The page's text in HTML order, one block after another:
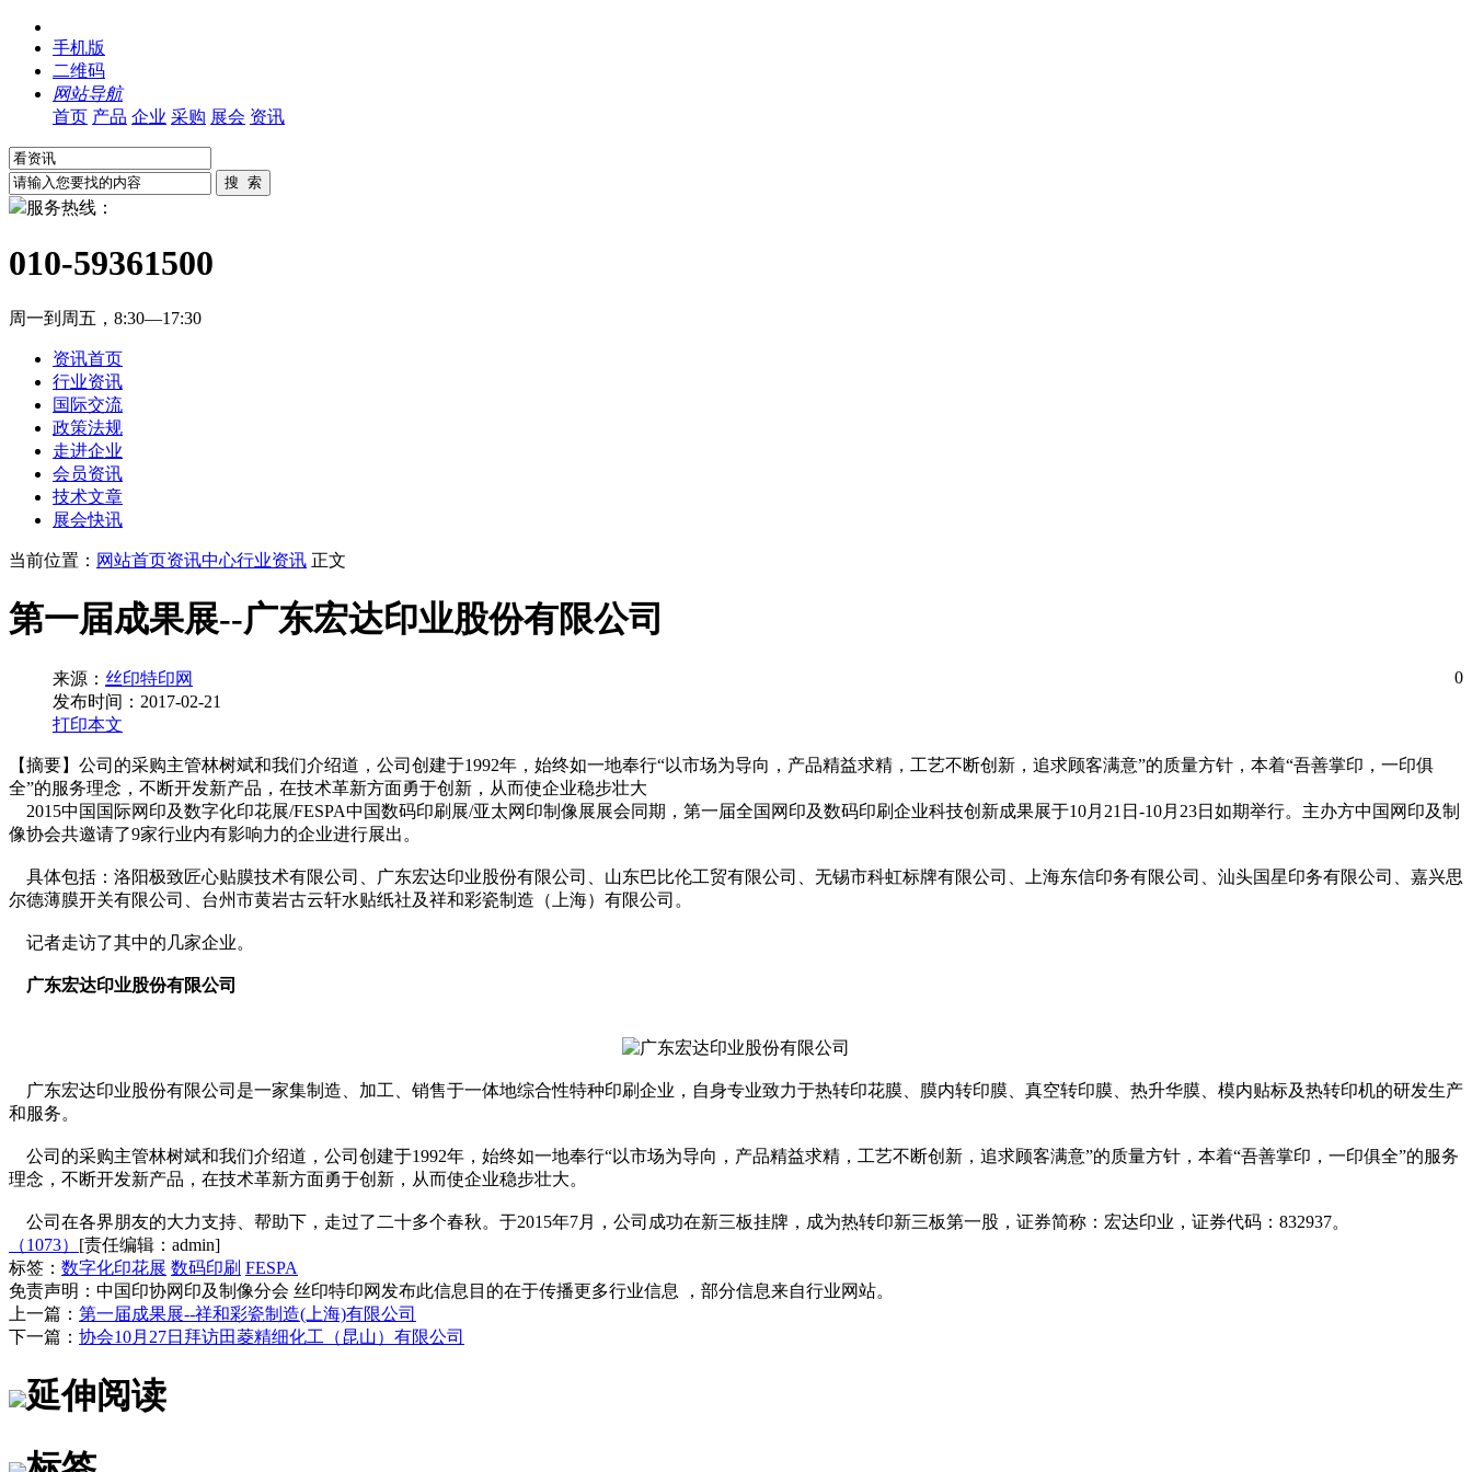
手机版
二维码
网站导航
首页 产品 企业 采购 展会 资讯
服务热线：
010-59361500
周一到周五，8:30—17:30
资讯首页
行业资讯
国际交流
政策法规
走进企业
会员资讯
技术文章
展会快讯
当前位置： 网站首页资讯中心行业资讯 正文
第一届成果展--广东宏达印业股份有限公司
0
来源： 丝印特印网
发布时间：2017-02-21
打印本文
【摘要】公司的采购主管林树斌和我们介绍道，公司创建于1992年，始终如一地奉行“以市场为导向，产品精益求精，工艺不断创新，追求顾客满意”的质量方针，本着“吾善掌印，一印俱
全”的服务理念，不断开发新产品，在技术革新方面勇于创新，从而使企业稳步壮大
2015中国国际网印及数字化印花展/FESPA中国数码印刷展/亚太网印制像展展会同期，第一届全国网印及数码印刷企业科技创新成果展于10月21日-10月23日如期举行。主办方中国网印及制
像协会共邀请了9家行业内有影响力的企业进行展出。
具体包括：洛阳极致匠心贴膜技术有限公司、广东宏达印业股份有限公司、山东巴比伦工贸有限公司、无锡市科虹标牌有限公司、上海东信印务有限公司、汕头国星印务有限公司、嘉兴思
尔德薄膜开关有限公司、台州市黄岩古云轩水贴纸社及祥和彩瓷制造（上海）有限公司。
记者走访了其中的几家企业。
广东宏达印业股份有限公司
广东宏达印业股份有限公司是一家集制造、加工、销售于一体地综合性特种印刷企业，自身专业致力于热转印花膜、膜内转印膜、真空转印膜、热升华膜、模内贴标及热转印机的研发生产
和服务。
公司的采购主管林树斌和我们介绍道，公司创建于1992年，始终如一地奉行“以市场为导向，产品精益求精，工艺不断创新，追求顾客满意”的质量方针，本着“吾善掌印，一印俱全”的服务
理念，不断开发新产品，在技术革新方面勇于创新，从而使企业稳步壮大。
公司在各界朋友的大力支持、帮助下，走过了二十多个春秋。于2015年7月，公司成功在新三板挂牌，成为热转印新三板第一股，证券简称：宏达印业，证券代码：832937。
（1073） [责任编辑：admin]
标签： 数字化印花展 数码印刷 FESPA
免责声明： 中国印协网印及制像分会 丝印特印网发布此信息目的在于传播更多行业信息
，部分信息来自行业网站。
上一篇： 第一届成果展--祥和彩瓷制造(上海)有限公司
下一篇： 协会10月27日拜访田菱精细化工（昆山）有限公司
延伸阅读